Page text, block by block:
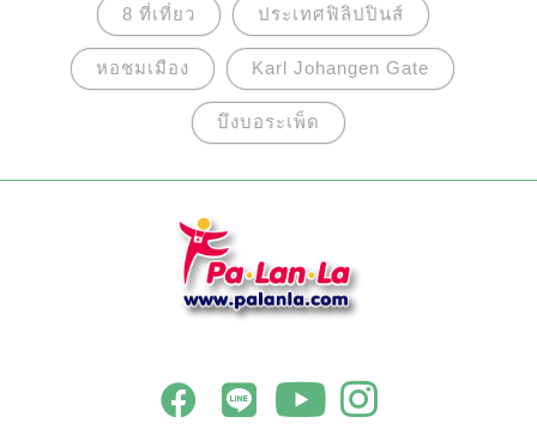
8 ที่เที่ยว ประเทศฟิลิปปินส์
หอชมเมือง Karl Johangen Gate
บึงบอระเพ็ด